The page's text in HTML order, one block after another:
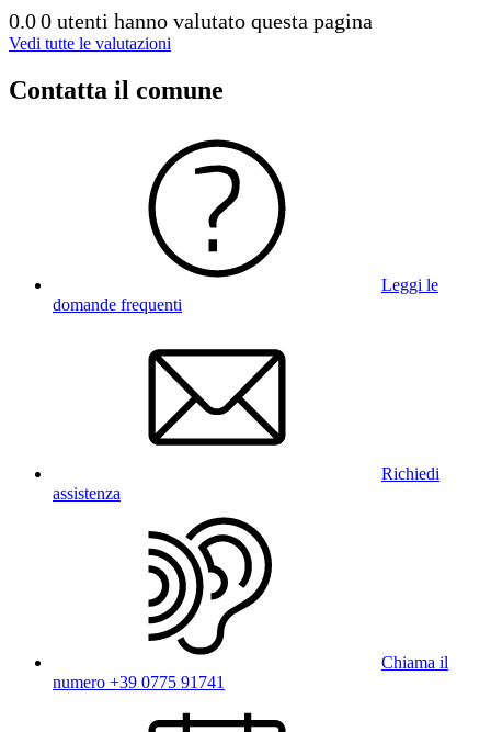
0.00 utenti hanno valutato questa pagina
Vedi tutte le valutazioni
Contatta il comune
Leggi le
domande frequenti
Richiedi
assistenza
Chiama il
numero +39 0775 91741